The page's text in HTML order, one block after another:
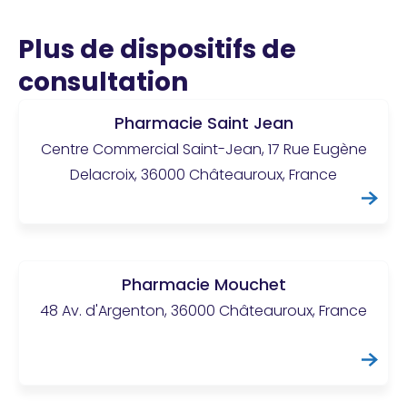
Plus de dispositifs de
consultation
Pharmacie Saint Jean
Centre Commercial Saint-Jean, 17 Rue Eugène
Delacroix, 36000 Châteauroux, France
Pharmacie Mouchet
48 Av. d'Argenton, 36000 Châteauroux, France